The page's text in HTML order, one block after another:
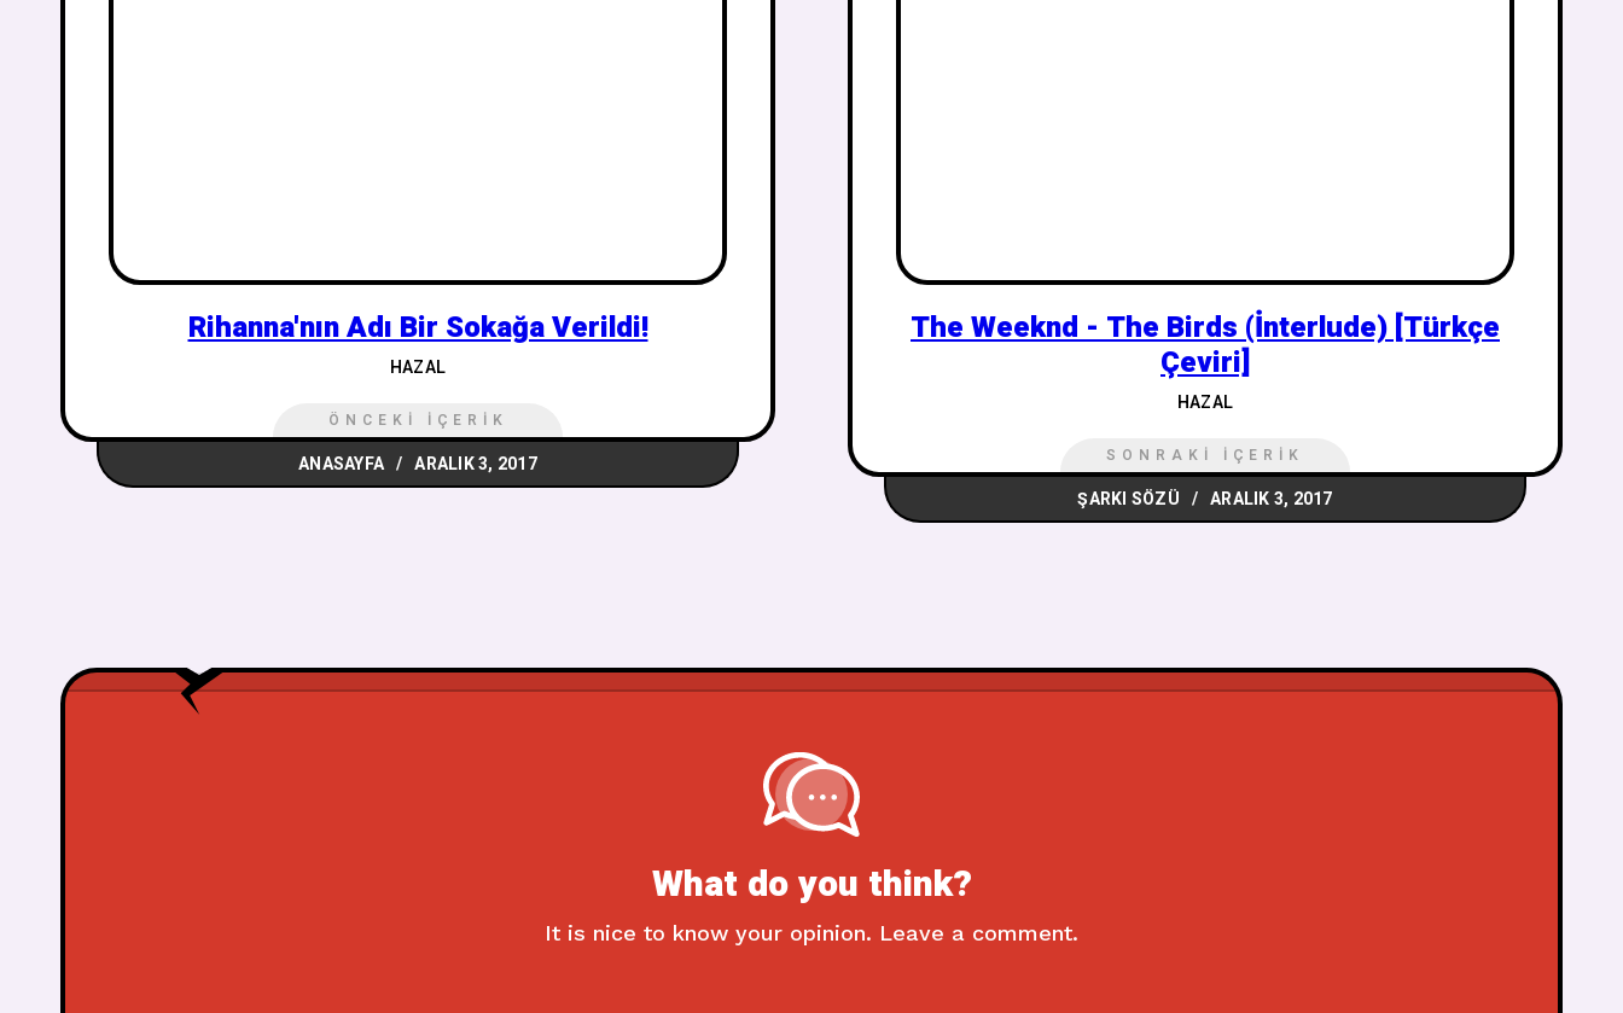
Rihanna'nın Adı Bir Sokağa Verildi!
HAZAL
ÖNCEKI İÇERIK
ANASAYFA ARALIK 3, 2017
The Weeknd - The Birds (İnterlude) [Türkçe
Çeviri]
HAZAL
SONRAKI İÇERIK
ŞARKI SÖZÜ ARALIK 3, 2017
What do you think?
It is nice to know your opinion. Leave a comment.